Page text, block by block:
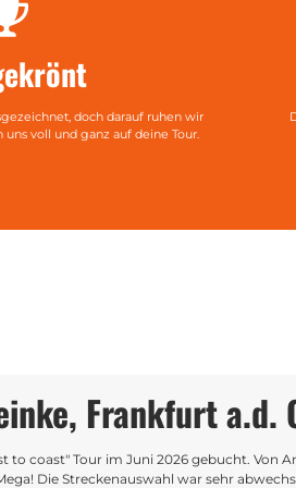
doch darauf ruhen wir
voll und ganz auf deine Tour.
Frankfurt a.d.
to coast" Tour im Juni 2026 gebucht. Von
Die Streckenauswahl war sehr